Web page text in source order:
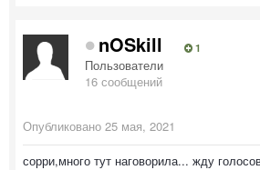
nOSkill 1
Пользователи
16 сообщений
Опубликовано 25 мая, 2021
сорри,много тут наговорила... жду